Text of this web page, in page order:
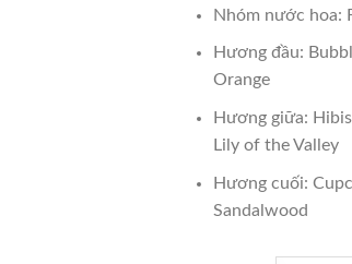
Nhóm nước hoa:
Hương đầu:
Orange
Hương giữa:
Lily of the Valley
Hương cuối:
Sandalwood